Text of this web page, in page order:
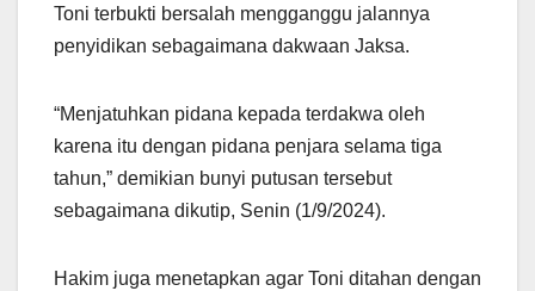
Toni terbukti bersalah mengganggu jalannya
penyidikan sebagaimana dakwaan Jaksa.
“Menjatuhkan pidana kepada terdakwa oleh
karena itu dengan pidana penjara selama tiga
tahun,” demikian bunyi putusan tersebut
sebagaimana dikutip, Senin (1/9/2024).
Hakim juga menetapkan agar Toni ditahan dengan